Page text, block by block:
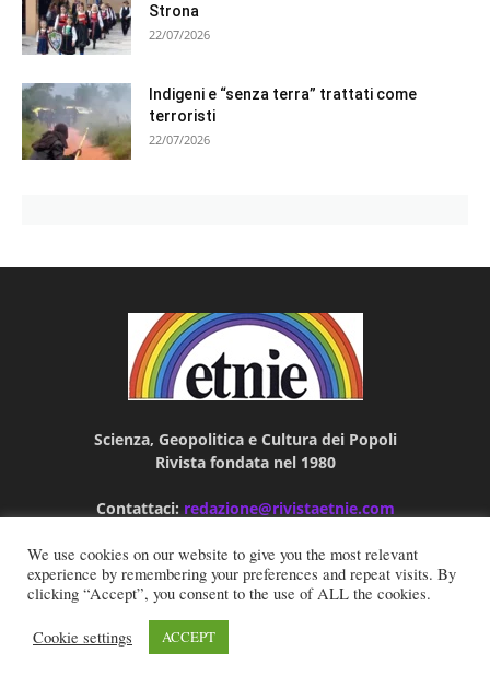
Strona
22/07/2026
Indigeni e “senza terra” trattati come
terroristi
22/07/2026
Scienza, Geopolitica e Cultura dei Popoli
Rivista fondata nel 1980
Contattaci: redazione@rivistaetnie.com
ARTICOLI POPOLARI
We use cookies on our website to give you the most relevant
experience by remembering your preferences and repeat visits. By
clicking “Accept”, you consent to the use of ALL the cookies.
Cookie settings ACCEPT